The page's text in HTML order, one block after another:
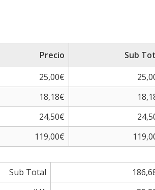
Precio
Sub
25,00€
18,18€
24,50€
119,00€
Sub Total